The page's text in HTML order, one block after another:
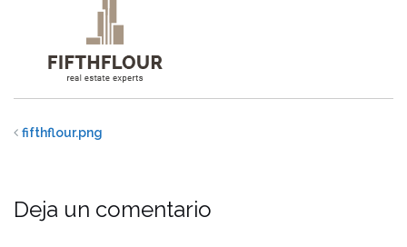
fifthflour.png
Deja un comentario